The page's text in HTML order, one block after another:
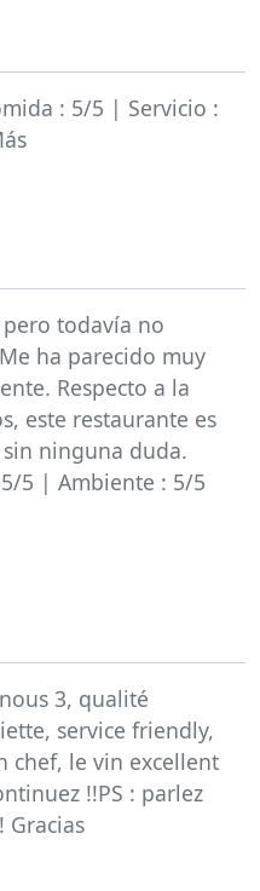
: 5/5 | Servicio :
todavía no
ha parecido muy
Respecto a la
este restaurante es
ninguna duda.
5 | Ambiente : 5/5
3, qualité
service friendly,
chef, le vin excellent
!!PS : parlez
Gracias